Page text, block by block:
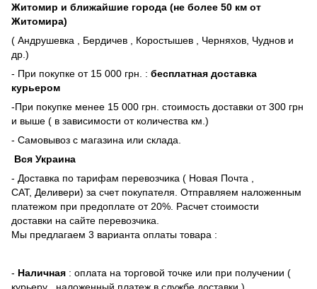
Житомир и ближайшие города (не более 50 км от
Житомира)
( Андрушевка , Бердичев , Коростышев , Черняхов, Чуднов и
др.)
- При покупке от 15 000 грн. : бесплатная доставка
курьером
-При покупке менее 15 000 грн. стоимость доставки от 300 грн
и выше ( в зависимости от количества км.)
- Самовывоз с магазина или склада.
Вся Украина
- Доставка по тарифам перевозчика ( Новая Почта ,
САТ, Деливери) за счет покупателя. Отправляем наложенным
платежом при предоплате от 20%. Расчет стоимости
доставки на сайте перевозчика.
Мы предлагаем 3 варианта оплаты товара :
- Наличная : оплата на торговой точке или при получении (
курьеру , наложенный платеж в службе доставки )